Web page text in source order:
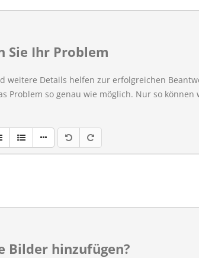
Sie Ihr Problem
weitere Details helfen zur erfolgreichen
Problem so genau wie möglich. Nur so
Bilder hinzufügen?